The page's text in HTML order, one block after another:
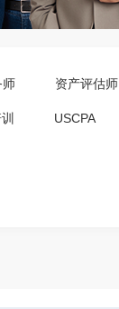
师 资产评估师
USCPA